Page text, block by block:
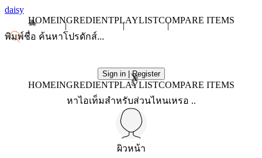
daisy
HOMEINGREDIENTPLAYLISTCOMPARE ITEMS
Sign in | Register
X
HOMEINGREDIENTPLAYLISTCOMPARE ITEMS
หาไอเท็มสำหรับส่วนไหนเหรอ ..
ผิวหน้า